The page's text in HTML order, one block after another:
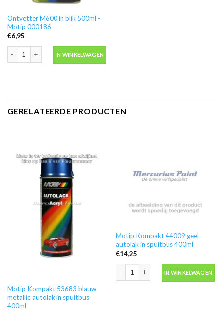
Ontvetter M600 in blik 500ml -
Motip 000186
€6,95
Ontvetter M600 in blik 500ml -Motip 000186 aantal
IN WINKELWAGEN
GERELATEERDE PRODUCTEN
Motip Kompakt 53683 blauw
metallic autolak in spuitbus
400ml
Motip Kompakt 44009 geel
autolak in spuitbus 400ml
€14,25
IN WINKELWAGEN